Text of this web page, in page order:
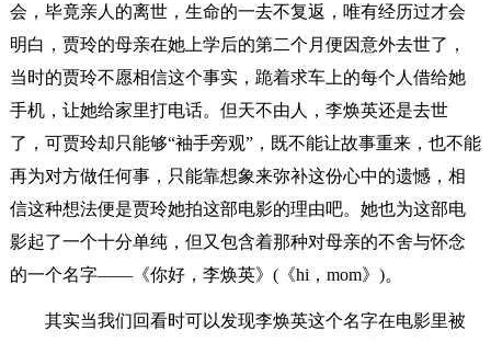
会，毕竟亲人的离世，生命的一去不复返，唯有经历过才会
明白，贾玲的母亲在她上学后的第二个月便因意外去世了，
当时的贾玲不愿相信这个事实，跪着求车上的每个人借给她
手机，让她给家里打电话。但天不由人，李焕英还是去世
了，可贾玲却只能够“袖手旁观”，既不能让故事重来，也不能
再为对方做任何事，只能靠想象来弥补这份心中的遗憾，相
信这种想法便是贾玲她拍这部电影的理由吧。她也为这部电
影起了一个十分单纯，但又包含着那种对母亲的不舍与怀念
的一个名字——《你好，李焕英》(《hi，mom》)。
其实当我们回看时可以发现李焕英这个名字在电影里被